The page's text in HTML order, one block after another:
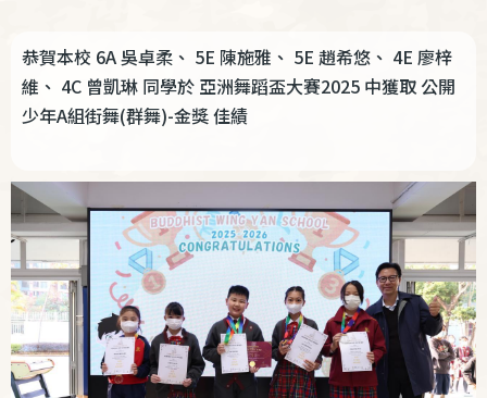
恭賀本校 6A 吳卓柔、 5E 陳施雅、 5E 趙希悠、 4E 廖梓
維、 4C 曾凱琳 同學於 亞洲舞蹈盃大賽2025 中獲取 公開
少年A組街舞(群舞)-金獎 佳績